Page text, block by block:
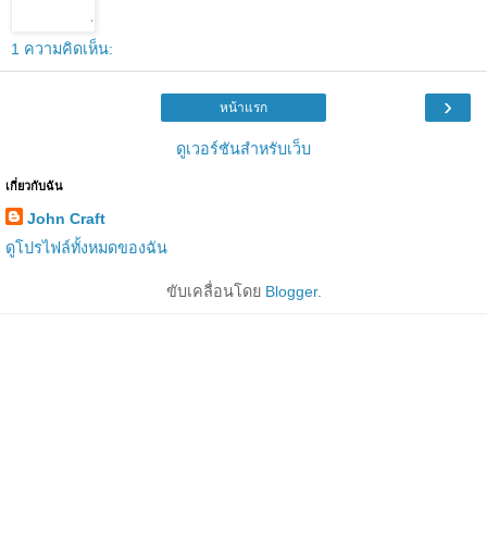
1 ความคิดเห็น:
›
หน้าแรก
ดูเวอร์ชันสำหรับเว็บ
เกี่ยวกับฉัน
John Craft
ดูโปรไฟล์ทั้งหมดของฉัน
ขับเคลื่อนโดย Blogger.